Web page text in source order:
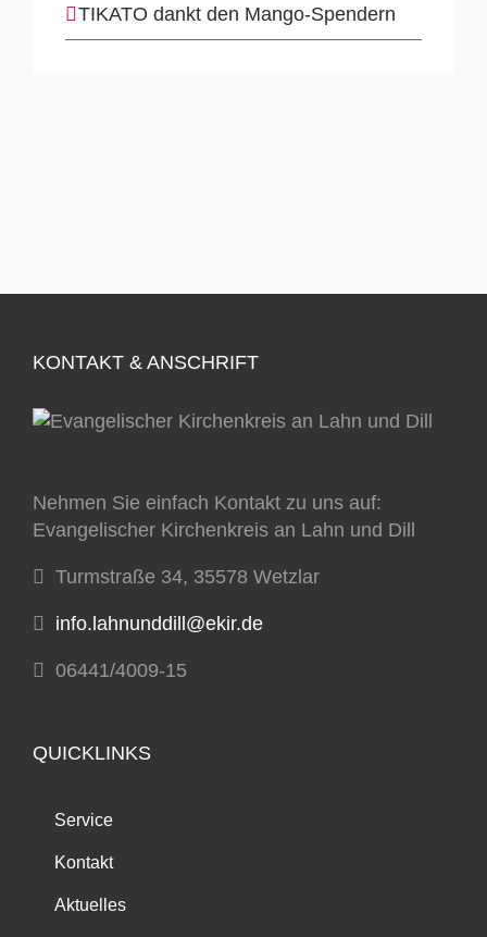
TIKATO dankt den Mango-Spendern
KONTAKT & ANSCHRIFT
Nehmen Sie einfach Kontakt zu uns auf:
Evangelischer Kirchenkreis an Lahn und Dill
Turmstraße 34, 35578 Wetzlar
info.lahnunddill@ekir.de
06441/4009-15
QUICKLINKS
Service
Kontakt
Aktuelles